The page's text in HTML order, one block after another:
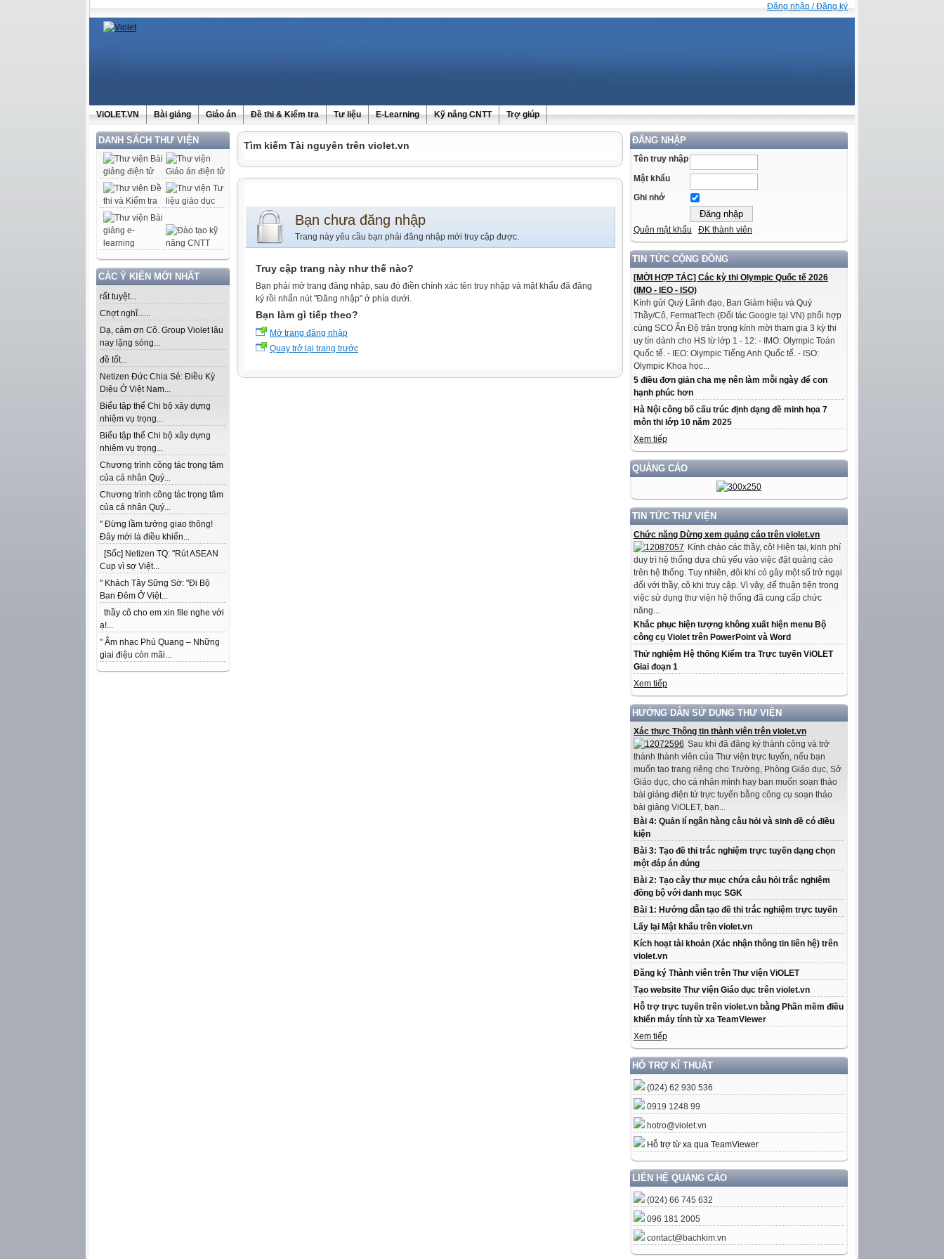
Đăng nhập / Đăng ký
ViOLET.VN Bài giảng Giáo án Đề thi & Kiểm tra Tư liệu E-Learning Kỹ năng CNTT Trợ giúp
DANH SÁCH THƯ VIỆN
CÁC Ý KIẾN MỚI NHẤT
rất tuyệt...
Chợt nghĩ......
Dạ, cảm ơn Cô. Group Violet lâu
nay lặng sóng...
đề tốt...
Netizen Đức Chia Sẻ: Điều Kỳ
Diệu Ở Việt Nam...
Biểu tập thể Chi bộ xây dựng
nhiệm vụ trọng...
Biểu tập thể Chi bộ xây dựng
nhiệm vụ trọng...
Chương trình công tác trọng tâm
của cá nhân Quý...
Chương trình công tác trọng tâm
của cá nhân Quý...
" Đừng lầm tưởng giao thông!
Đây mới là điều khiến...
[Sốc] Netizen TQ: "Rút ASEAN
Cup vì sợ Việt...
" Khách Tây Sững Sờ: "Đi Bộ
Ban Đêm Ở Việt...
thầy cô cho em xin file nghe với
ạ!...
" Âm nhạc Phú Quang – Những
giai điệu còn mãi...
ĐĂNG NHẬP
Tên truy nhập
Mật khẩu
Ghi nhớ
Quên mật khẩu ĐK thành viên
TIN TỨC CỘNG ĐỒNG
[MỜI HỢP TÁC] Các kỳ thi Olympic Quốc tế 2026
(IMO - IEO - ISO)
Kính gửi Quý Lãnh đạo, Ban Giám hiệu và Quý
Thầy/Cô, FermatTech (Đối tác Google tại VN) phối hợp
cùng SCO Ấn Độ trân trọng kính mời tham gia 3 kỳ thi
uy tín dành cho HS từ lớp 1 - 12: - IMO: Olympic Toán
Quốc tế. - IEO: Olympic Tiếng Anh Quốc tế. - ISO:
Olympic Khoa học...
5 điều đơn giản cha mẹ nên làm mỗi ngày để con
hạnh phúc hơn
Hà Nội công bố cấu trúc định dạng đề minh họa 7
môn thi lớp 10 năm 2025
Xem tiếp
QUẢNG CÁO
TIN TỨC THƯ VIỆN
Chức năng Dừng xem quảng cáo trên violet.vn
Kính chào các thầy, cô! Hiện tại, kinh phí
duy trì hệ thống dựa chủ yếu vào việc đặt quảng cáo
trên hệ thống. Tuy nhiên, đôi khi có gây một số trở ngại
đối với thầy, cô khi truy cập. Vì vậy, để thuận tiện trong
việc sử dụng thư viện hệ thống đã cung cấp chức
năng...
Khắc phục hiện tượng không xuất hiện menu Bộ
công cụ Violet trên PowerPoint và Word
Thử nghiệm Hệ thống Kiểm tra Trực tuyến ViOLET
Giai đoạn 1
Xem tiếp
HƯỚNG DẪN SỬ DỤNG THƯ VIỆN
Xác thực Thông tin thành viên trên violet.vn
Sau khi đã đăng ký thành công và trở
thành thành viên của Thư viện trực tuyến, nếu bạn
muốn tạo trang riêng cho Trường, Phòng Giáo dục, Sở
Giáo dục, cho cá nhân mình hay bạn muốn soạn thảo
bài giảng điện tử trực tuyến bằng công cụ soạn thảo
bài giảng ViOLET, bạn...
Bài 4: Quản lí ngân hàng câu hỏi và sinh đề có điều
kiện
Bài 3: Tạo đề thi trắc nghiệm trực tuyến dạng chọn
một đáp án đúng
Bài 2: Tạo cây thư mục chứa câu hỏi trắc nghiệm
đồng bộ với danh mục SGK
Bài 1: Hướng dẫn tạo đề thi trắc nghiệm trực tuyến
Lấy lại Mật khẩu trên violet.vn
Kích hoạt tài khoản (Xác nhận thông tin liên hệ) trên
violet.vn
Đăng ký Thành viên trên Thư viện ViOLET
Tạo website Thư viện Giáo dục trên violet.vn
Hỗ trợ trực tuyến trên violet.vn bằng Phần mềm điều
khiển máy tính từ xa TeamViewer
Xem tiếp
HỖ TRỢ KĨ THUẬT
(024) 62 930 536
0919 1248 99
hotro@violet.vn
Hỗ trợ từ xa qua TeamViewer
LIÊN HỆ QUẢNG CÁO
(024) 66 745 632
096 181 2005
contact@bachkim.vn
Tìm kiếm Tài nguyên trên violet.vn
Bạn chưa đăng nhập
Trang này yêu cầu bạn phải đăng nhập mới truy cập được.
Truy cập trang này như thế nào?
Bạn phải mở trang đăng nhập, sau đó điền chính xác tên truy nhập và mật khẩu đã đăng
ký rồi nhấn nút "Đăng nhập" ở phía dưới.
Bạn làm gì tiếp theo?
Mở trang đăng nhập
Quay trở lại trang trước